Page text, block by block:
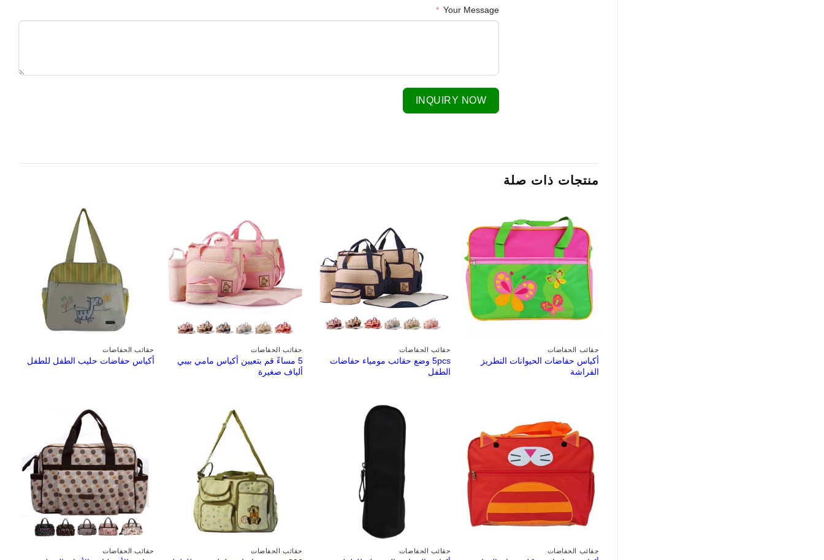
Your Message
INQUIRY NOW
منتجات ذات صلة
حقائب الحفاضات
أكياس حفاضات الحيوانات التطريز
الفراشة
حقائب الحفاضات
5pcs وضع حقائب مومياء حفاضات
الطفل
حقائب الحفاضات
5 مساءً قم بتعيين أكياس مامي بيبي
ألياف صغيرة
حقائب الحفاضات
أكياس حفاضات حليب الطفل للطفل
حقائب الحفاضات حقائب الحفاضات حقائب الحفاضات حقائب الحفاضات